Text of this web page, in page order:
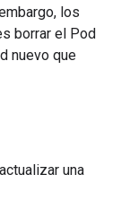
los
borrar el Pod
nuevo que
una